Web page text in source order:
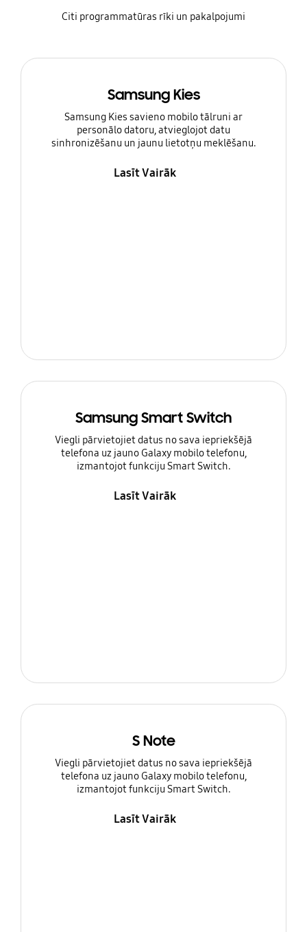
Citi programmatūras rīki un pakalpojumi
Samsung Kies
Samsung Kies savieno mobilo tālruni ar
personālo datoru, atvieglojot datu
sinhronizēšanu un jaunu lietotņu meklēšanu.
Lasīt Vairāk
Samsung Smart Switch
Viegli pārvietojiet datus no sava iepriekšējā
telefona uz jauno Galaxy mobilo telefonu,
izmantojot funkciju Smart Switch.
Lasīt Vairāk
S Note
Viegli pārvietojiet datus no sava iepriekšējā
telefona uz jauno Galaxy mobilo telefonu,
izmantojot funkciju Smart Switch.
Lasīt Vairāk